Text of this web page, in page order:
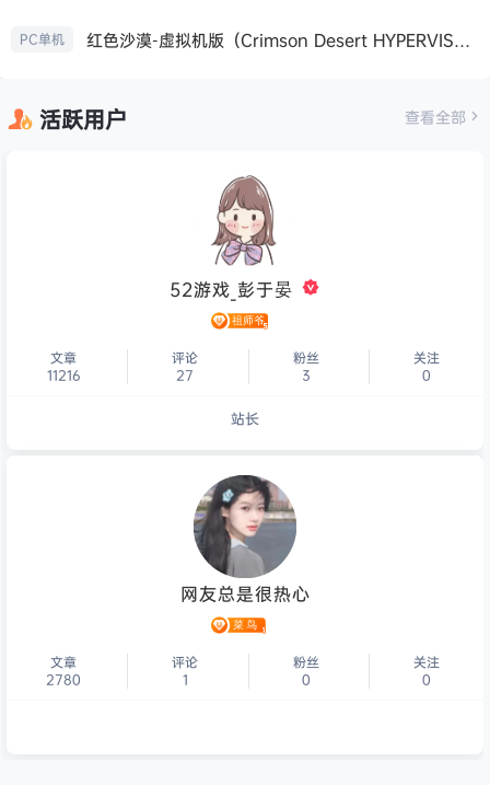
PC单机 红色沙漠-虚拟机版（Crimson Desert HYPERVISOR）免安装中文版
活跃用户 查看全部
52游戏_彭于晏
文章
11216
评论
27
粉丝
3
关注
0
站长
个人主页
网友总是很热心
文章
2780
评论
1
粉丝
0
关注
0